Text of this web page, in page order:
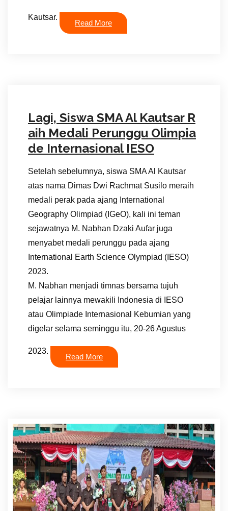
Kautsar.
Read More
Lagi, Siswa SMA Al Kautsar R
aih Medali Perunggu Olimpia
de Internasional IESO
Setelah sebelumnya, siswa SMA Al Kautsar
atas nama Dimas Dwi Rachmat Susilo meraih
medali perak pada ajang International
Geography Olimpiad (IGeO), kali ini teman
sejawatnya M. Nabhan Dzaki Aufar juga
menyabet medali perunggu pada ajang
International Earth Science Olympiad (IESO)
2023.
M. Nabhan menjadi timnas bersama tujuh
pelajar lainnya mewakili Indonesia di IESO
atau Olimpiade Internasional Kebumian yang
digelar selama seminggu itu, 20-26 Agustus
2023.
Read More